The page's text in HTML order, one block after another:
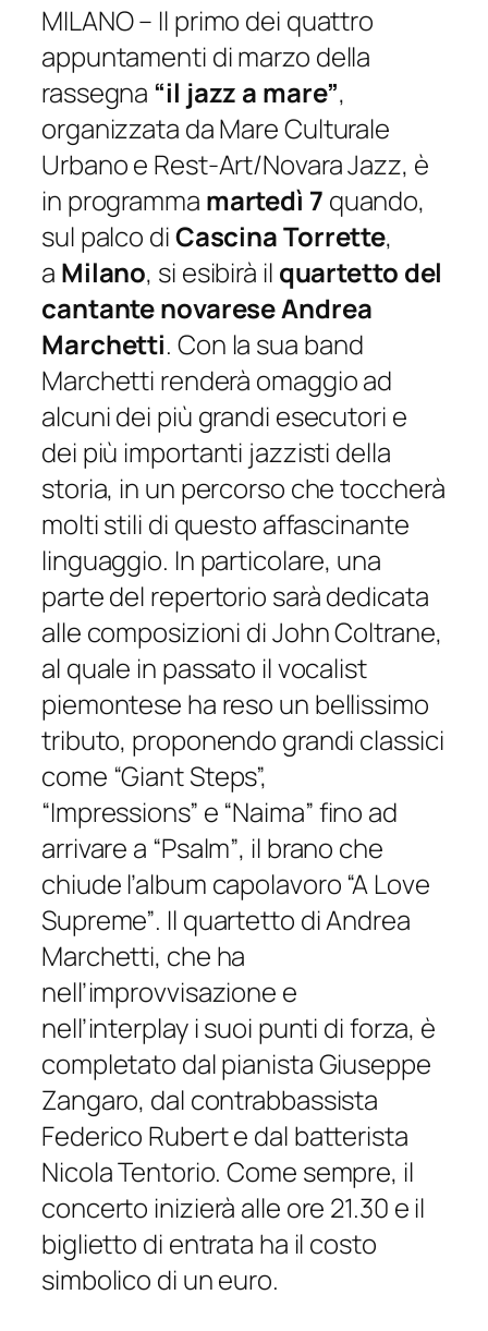
MILANO – Il primo dei quattro
appuntamenti di marzo della
rassegna “il jazz a mare”,
organizzata da Mare Culturale
Urbano e Rest-Art/Novara Jazz, è
in programma martedì 7 quando,
sul palco diCascina Torrette,
a Milano, si esibirà il quartetto del
cantante novarese Andrea
Marchetti. Con la sua band
Marchetti renderà omaggio ad
alcuni dei più grandi esecutori e
dei più importanti jazzisti della
storia, in un percorso che toccherà
molti stili di questo affascinante
linguaggio. In particolare, una
parte del repertorio sarà dedicata
alle composizioni di John Coltrane,
al quale in passato il vocalist
piemontese ha reso un bellissimo
tributo, proponendo grandi classici
come “Giant Steps”,
“Impressions” e “Naima”fino ad
arrivare a “Psalm”, il brano che
chiude l’album capolavoro “A Love
Supreme”. Il quartetto di Andrea
Marchetti, che ha
nell’improvvisazione e
nell’interplay i suoi punti di forza, è
completato dal pianista Giuseppe
Zangaro, dal contrabbassista
Federico Rubert e dal batterista
Nicola Tentorio. Come sempre, il
concerto inizierà alle ore 21.30 e il
biglietto di entrata ha il costo
simbolico di un euro.